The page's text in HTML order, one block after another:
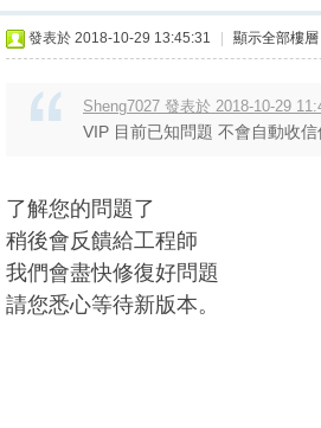
發表於 2018-10-29 13:45:31 顯示全部樓層
Sheng7027 發表於 2018-10-29
VIP 目前已知問題 不會自動收
了解您的問題了
稍後會反饋給工程師
我們會盡快修復好問題
請您悉心等待新版本。